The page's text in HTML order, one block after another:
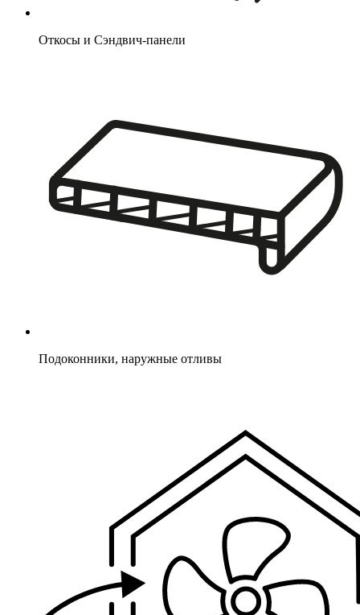
Откосы и Сэндвич-панели
Подоконники, наружные отливы